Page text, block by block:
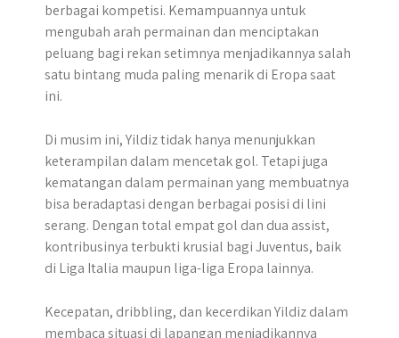
berbagai kompetisi. Kemampuannya untuk
mengubah arah permainan dan menciptakan
peluang bagi rekan setimnya menjadikannya salah
satu bintang muda paling menarik di Eropa saat
ini.
Di musim ini, Yildiz tidak hanya menunjukkan
keterampilan dalam mencetak gol. Tetapi juga
kematangan dalam permainan yang membuatnya
bisa beradaptasi dengan berbagai posisi di lini
serang. Dengan total empat gol dan dua assist,
kontribusinya terbukti krusial bagi Juventus, baik
di Liga Italia maupun liga-liga Eropa lainnya.
Kecepatan, dribbling, dan kecerdikan Yildiz dalam
membaca situasi di lapangan menjadikannya